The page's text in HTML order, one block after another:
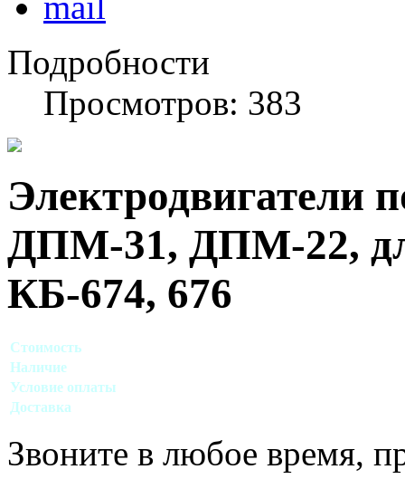
Подробности
Просмотров: 383
Электродвигатели
ДПМ-31, ДПМ-22,
КБ-674, 676
Стоимость
Наличие
Условие оплаты
Доставка
Звоните в любое время,